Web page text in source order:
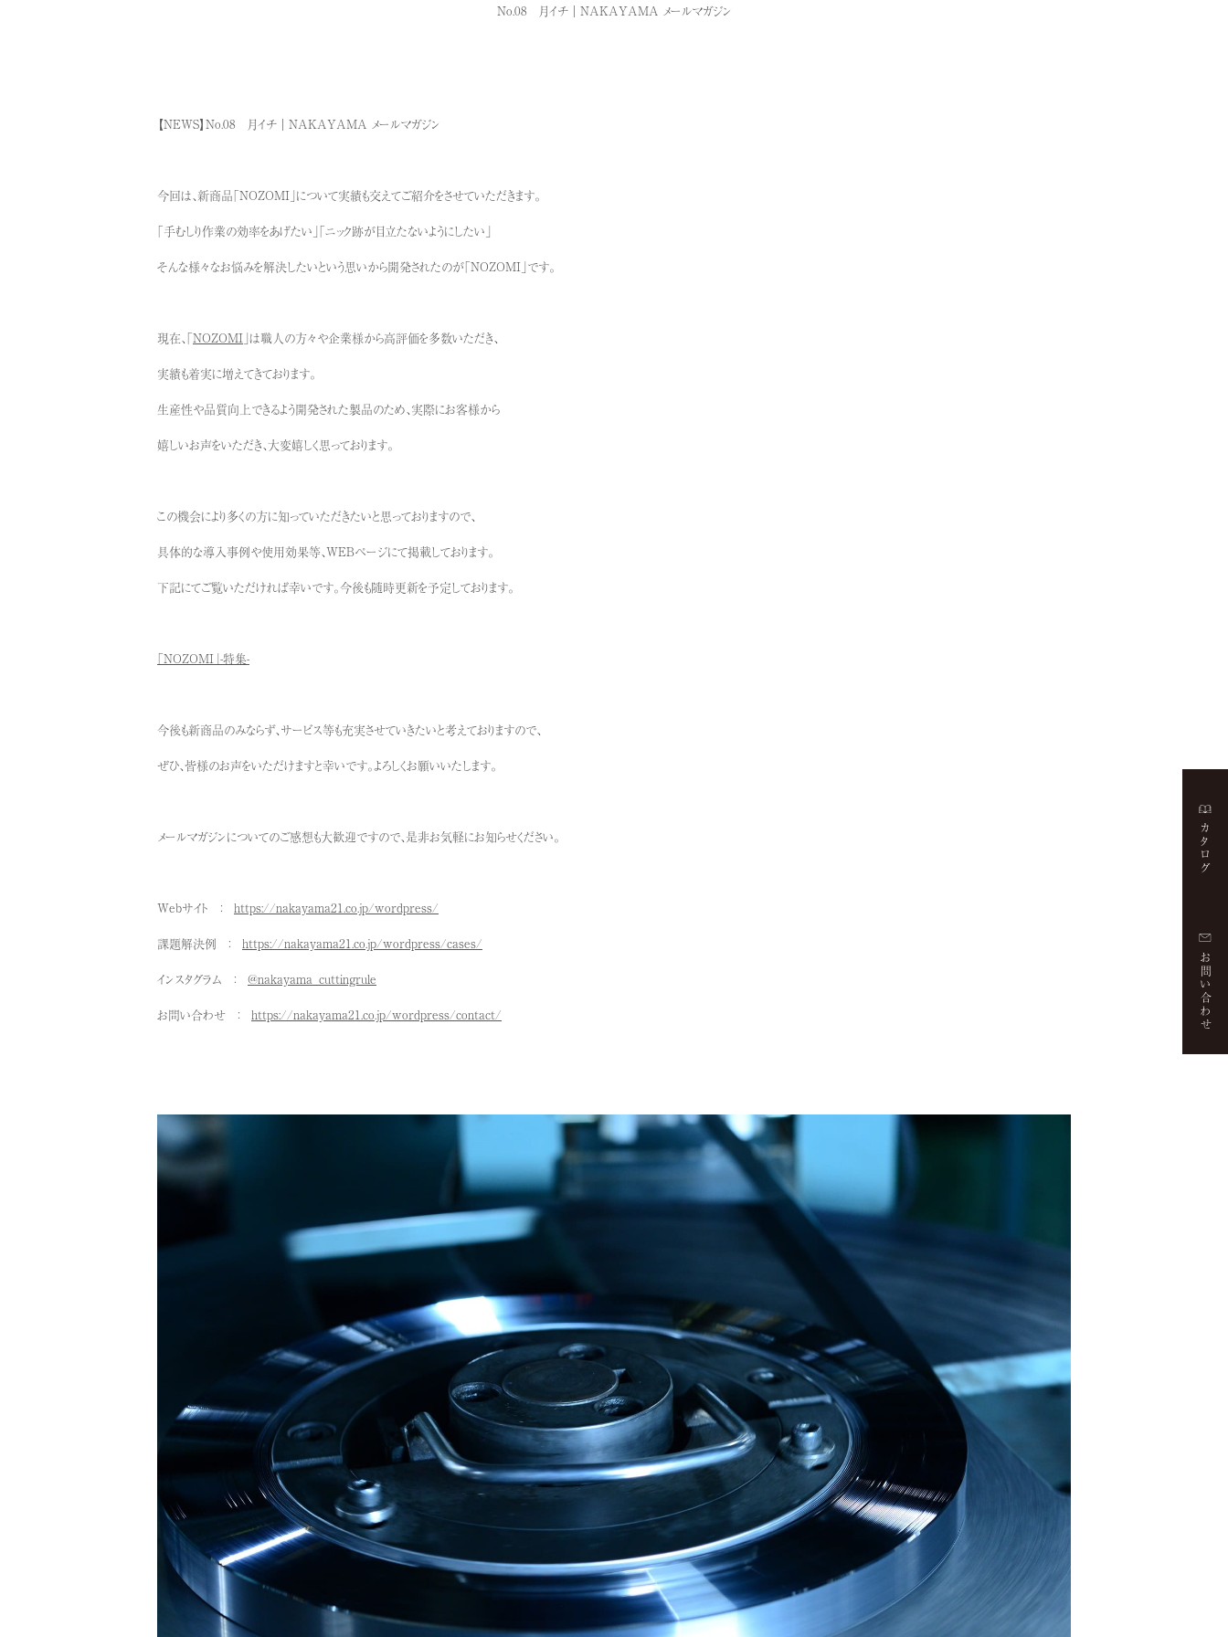
カタログ
お問い合わせ
No.08 月イチ｜NAKAYAMA メールマガジン
【NEWS】No.08 月イチ｜NAKAYAMA メールマガジン
今回は、新商品「NOZOMI」について実績も交えてご紹介をさせていただきます。
「手むしり作業の効率をあげたい」「ニック跡が目立たないようにしたい」
そんな様々なお悩みを解決したいという思いから開発されたのが「NOZOMI」です。
現在、「NOZOMI 」は職人の方々や企業様から高評価を多数いただき、
実績も着実に増えてきております。
生産性や品質向上できるよう開発された製品のため、実際にお客様から
嬉しいお声をいただき、大変嬉しく思っております。
この機会により多くの方に知っていただきたいと思っておりますので、
具体的な導入事例や使用効果等、WEBページにて掲載しております。
下記にてご覧いただければ幸いです。今後も随時更新を予定しております。
「NOZOMI」-特集-
今後も新商品のみならず、サービス等も充実させていきたいと考えておりますので、
ぜひ、皆様のお声をいただけますと幸いです。よろしくお願いいたします。
メールマガジンについてのご感想も大歓迎ですので、是非お気軽にお知らせください。
Webサイト ： https://nakayama21.co.jp/wordpress/
課題解決例 ： https://nakayama21.co.jp/wordpress/cases/
インスタグラム ： @nakayama_cuttingrule
お問い合わせ ： https://nakayama21.co.jp/wordpress/contact/